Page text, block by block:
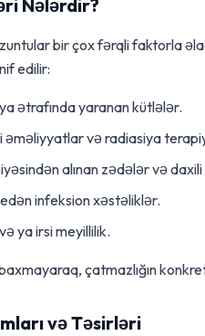
Nələrdir?
bir çox fərqli faktorla
edilir:
ətrafında yaranan kütlələr.
əməliyyatlar və radiasiya
alınan zədələr və
infeksion xəstəliklər.
ya irsi meyillilik.
çatmazlığın
və Təsirləri